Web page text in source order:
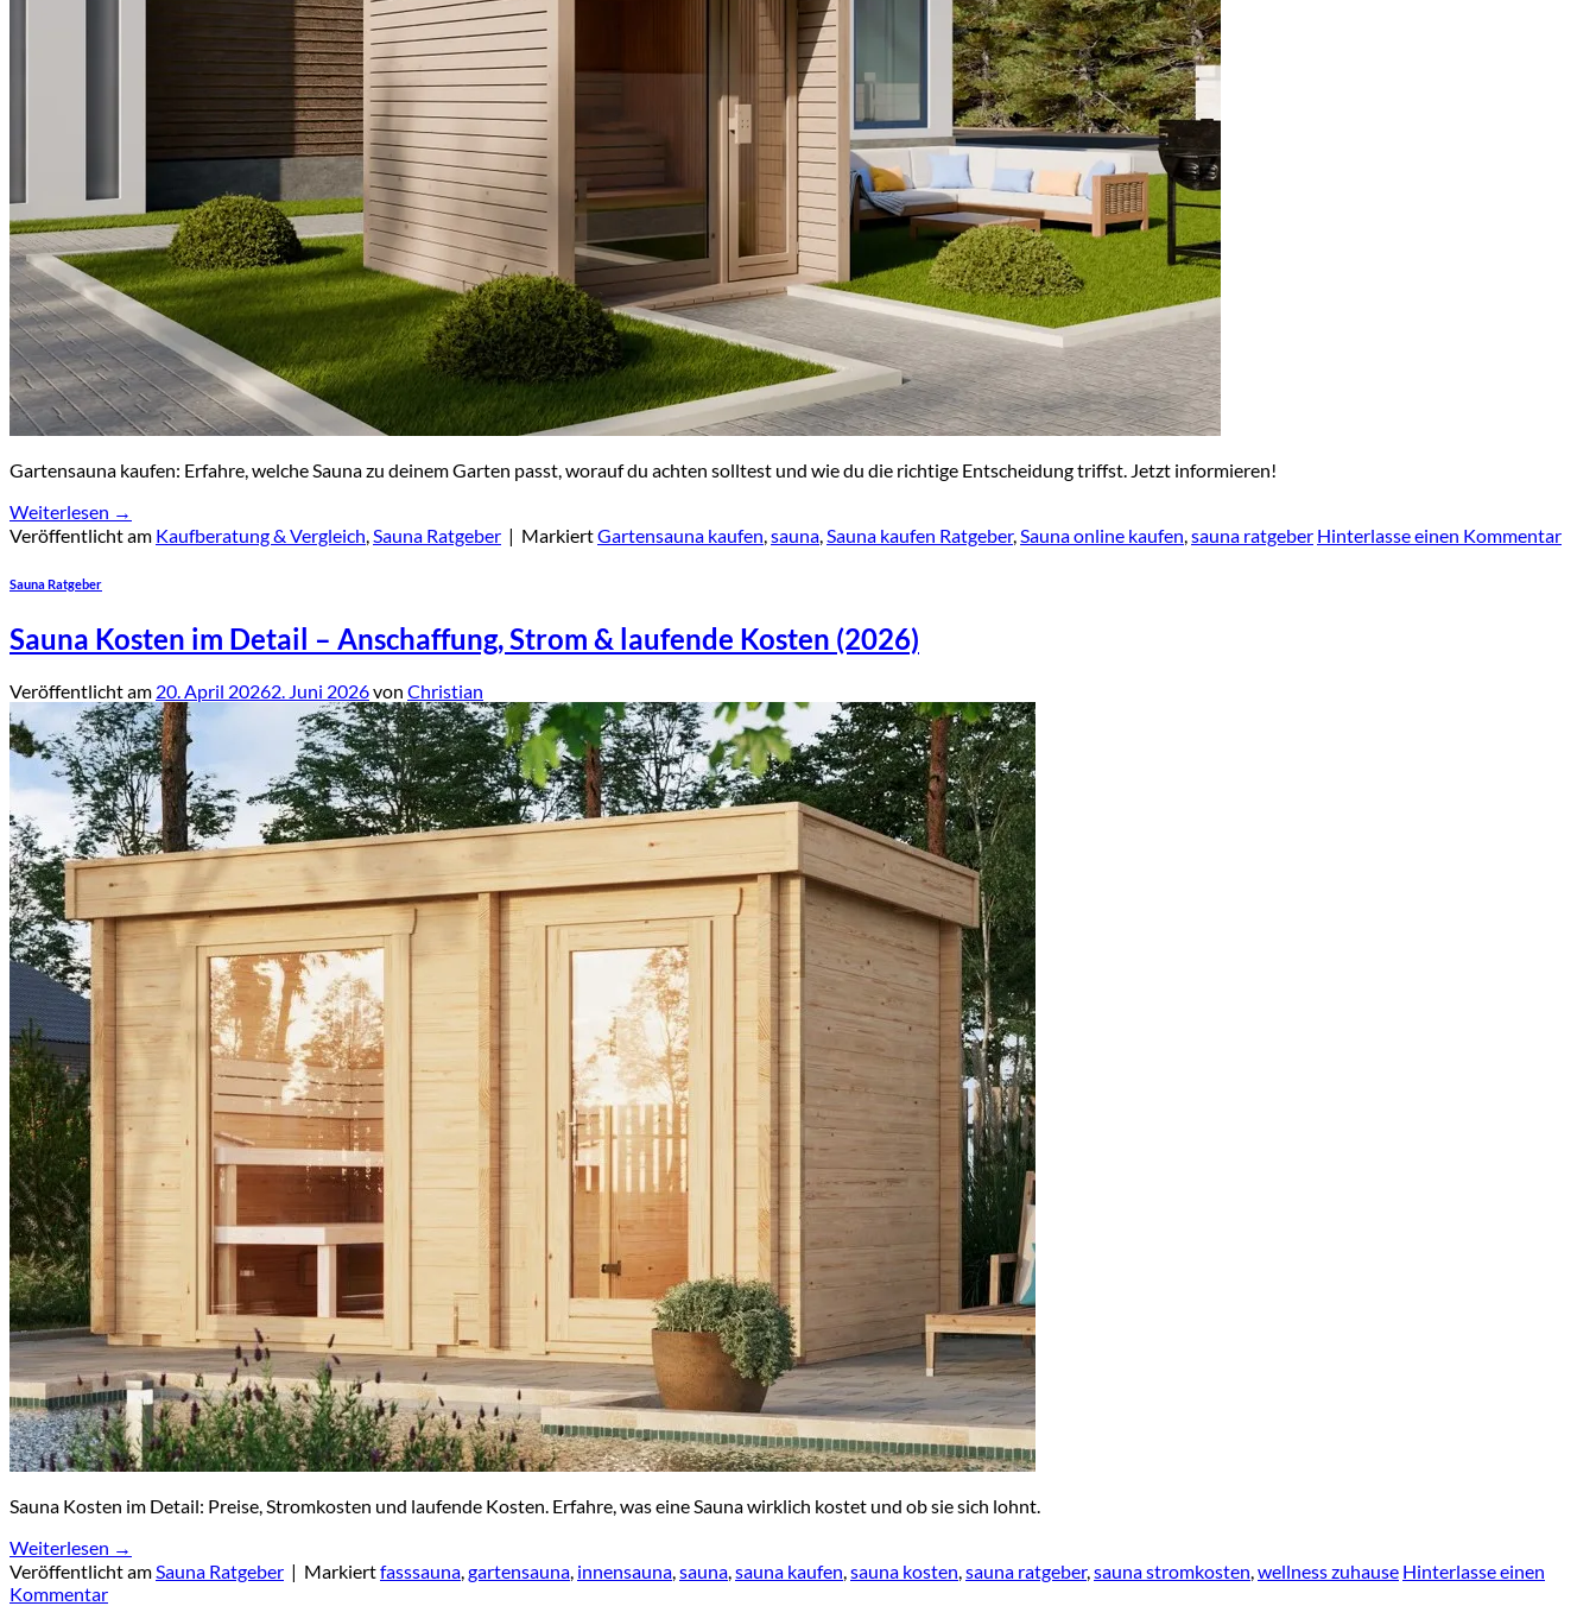
Gartensauna kaufen: Erfahre, welche Sauna zu deinem Garten passt, worauf du achten solltest und wie du die richtige Entscheidung triffst. Jetzt informieren!
Weiterlesen →
Veröffentlicht am Kaufberatung & Vergleich Sauna Ratgeber | MarkiertGartensauna kaufen sauna Sauna kaufen Ratgeber, Sauna online kaufen sauna ratgeber Hinterlasse einen Kommentar
Sauna Ratgeber
Sauna Kosten im Detail – Anschaffung, Strom & laufende Kosten (2026)
Veröffentlicht am 20. April 20262. Juni 2026von Christian
Sauna Kosten im Detail: Preise, Stromkosten und laufende Kosten. Erfahre, was eine Sauna wirklich kostet und ob sie sich lohnt.
Weiterlesen →
Veröffentlicht am Sauna Ratgeber | Markiertfasssauna gartensauna innensauna sauna sauna kaufen sauna kosten sauna ratgeber, sauna stromkosten wellness zuhause Hinterlasse einen
Kommentar